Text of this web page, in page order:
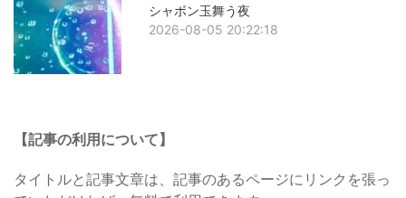
シャボン玉舞う夜
2026-08-05 20:22:18
【記事の利用について】
タイトルと記事文章は、記事のあるページにリンクを張っ